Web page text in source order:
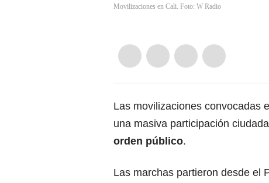
Movilizaciones en Cali. Foto: W Radio
Las movilizaciones convocadas
una masiva participación
orden público.
Las marchas partieron desde el